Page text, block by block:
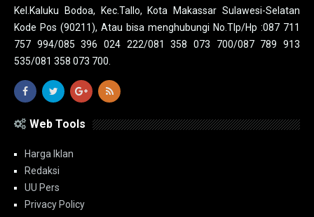
Kel.Kaluku Bodoa, Kec.Tallo, Kota Makassar Sulawesi-Selatan
Kode Pos (90211), Atau bisa menghubungi No.Tlp/Hp :087 711
757 994/085 396 024 222/081 358 073 700/087 789 913
535/081 358 073 700.
Web Tools
Harga Iklan
Redaksi
UU Pers
Privacy Policy